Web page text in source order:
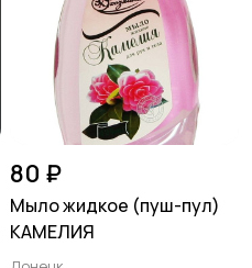
80 ₽
Мыло жидкое (пуш-пул)
КАМЕЛИЯ